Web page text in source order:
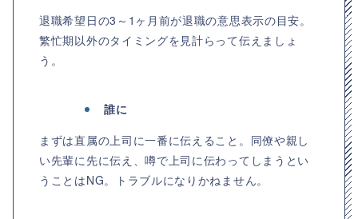
退職希望日の3～1ヶ月前が退職の意思表示の目安。
繁忙期以外のタイミングを見計らって伝えましょ
う。
誰に
まずは直属の上司に一番に伝えること。同僚や親し
い先輩に先に伝え、噂で上司に伝わってしまうとい
うことはNG。トラブルになりかねません。